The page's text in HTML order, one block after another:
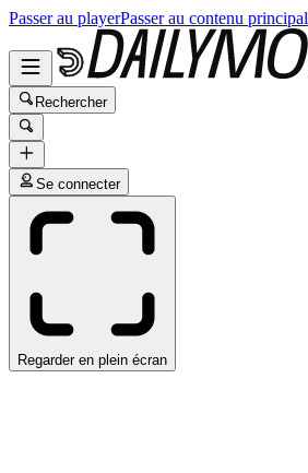
Passer au playerPasser au contenu principal
Rechercher
Se connecter
Regarder en plein écran